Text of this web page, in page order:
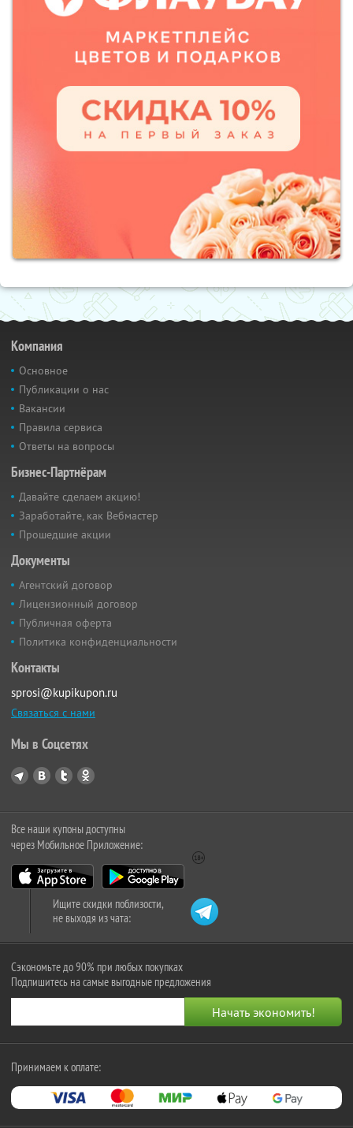
Компания
Основное
Публикации о нас
Вакансии
Правила сервиса
Ответы на вопросы
Бизнес-Партнёрам
Давайте сделаем акцию!
Заработайте, как Вебмастер
Прошедшие акции
Документы
Агентский договор
Лицензионный договор
Публичная оферта
Политика конфиденциальности
Контакты
sprosi@kupikupon.ru
Связаться с нами
Мы в Соцсетях
Все наши купоны доступны
через Мобильное Приложение:
Ищите скидки поблизости,
не выходя из чата:
Сэкономьте до 90% при любых покупках
Подпишитесь на самые выгодные предложения
Принимаем к оплате: